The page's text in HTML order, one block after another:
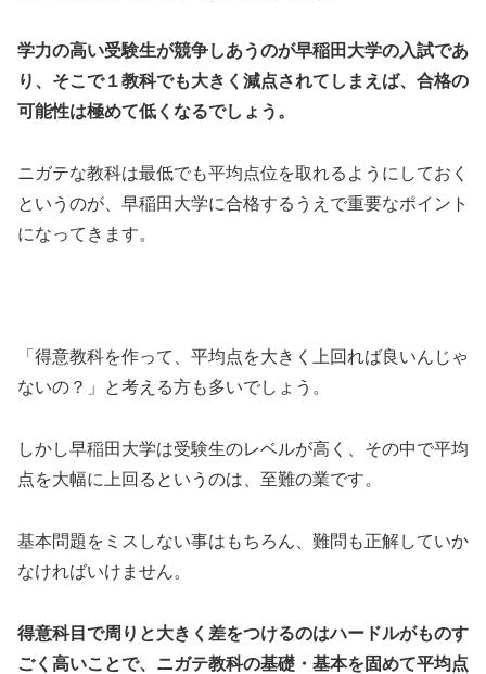
学力の高い受験生が競争しあうのが早稲田大学の入試であ
り、そこで１教科でも大きく減点されてしまえば、合格の
可能性は極めて低くなるでしょう。
ニガテな教科は最低でも平均点位を取れるようにしておく
というのが、早稲田大学に合格するうえで重要なポイント
になってきます。
「得意教科を作って、平均点を大きく上回れば良いんじゃ
ないの？」と考える方も多いでしょう。
しかし早稲田大学は受験生のレベルが高く、その中で平均
点を大幅に上回るというのは、至難の業です。
基本問題をミスしない事はもちろん、難問も正解していか
なければいけません。
得意科目で周りと大きく差をつけるのはハードルがものす
ごく高いことで、ニガテ教科の基礎・基本を固めて平均点